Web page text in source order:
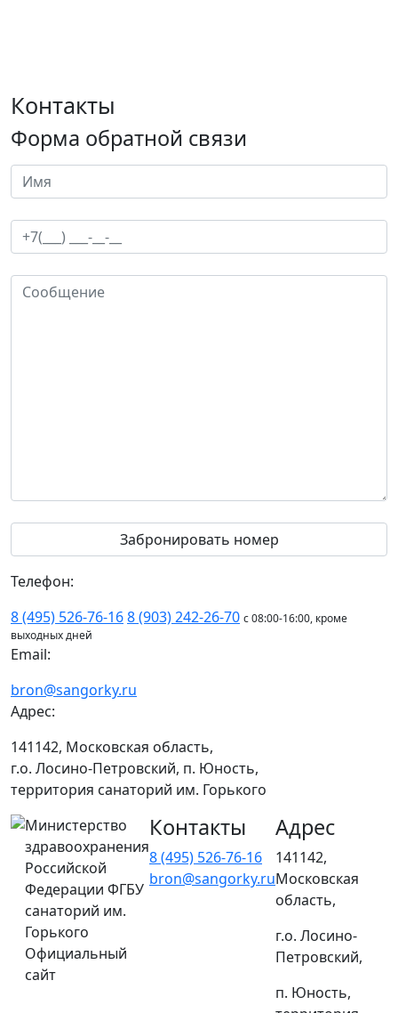
Контакты
Форма обратной связи
Телефон:
8 (495) 526-76-168 (903) 242-26-70 с 08:00-16:00, кроме
выходных дней
Email:
bron@sangorky.ru
Адрес:
141142, Московская область,
г.о. Лосино-Петровский, п. Юность,
территория санаторий им. Горького
Министерство
здравоохранения
Российской
Федерации ФГБУ
санаторий им.
Горького
Официальный
сайт
Контакты
8 (495) 526-76-16
bron@sangorky.ru
Адрес
141142,
Московская
область,
г.о. Лосино-
Петровский,
п. Юность,